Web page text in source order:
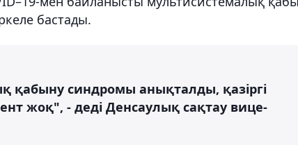
бастады.
қабыну синдромы анықталды, қазіргі
жоқ", - деді Денсаулық сақтау вице-